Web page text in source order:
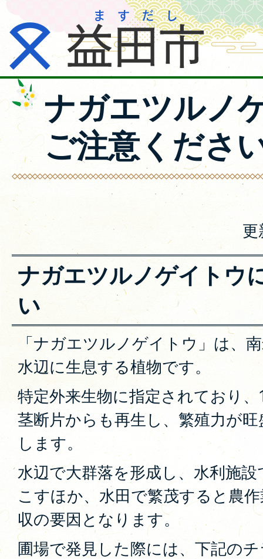
ナガエツルノ
ご注意くださ
更
ナガエツルノゲイトウ
い
「ナガエツルノゲイトウ」は、
水辺に生息する植物です。
特定外来生物に指定されており
茎断片からも再生し、繁殖力が
します。
水辺で大群落を形成し、水利施
こすほか、水田で繁茂すると農
収の要因となります。
圃場で発見した際には、下記の